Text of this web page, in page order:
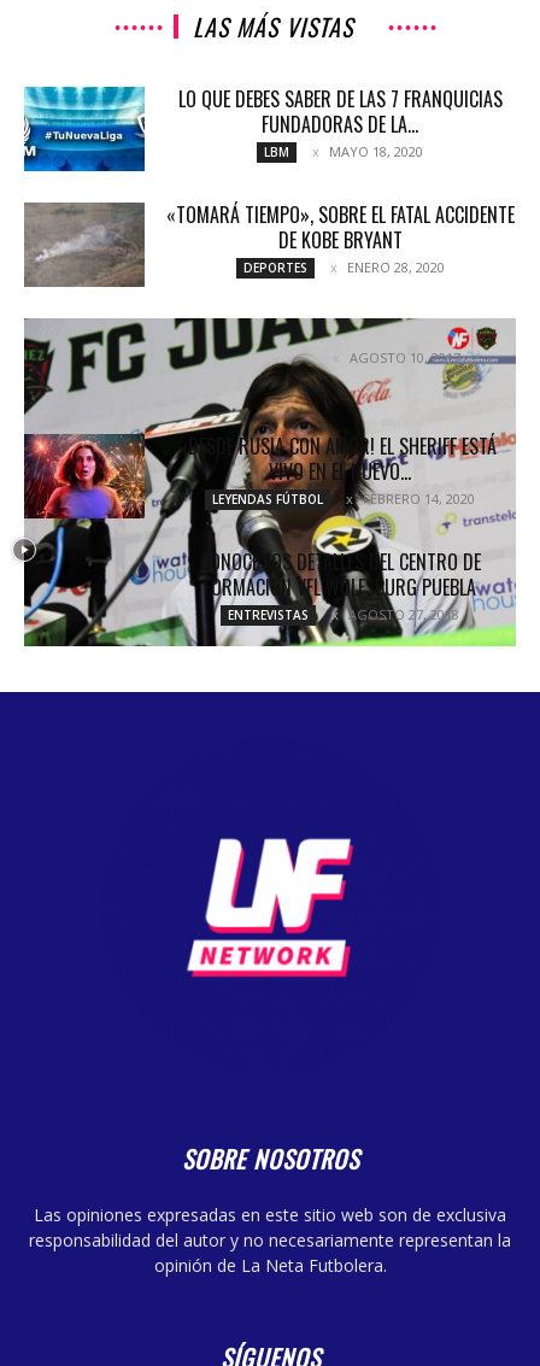
LAS MÁS VISTAS
LO QUE DEBES SABER DE LAS 7 FRANQUICIAS
FUNDADORAS DE LA...
LBM MAYO 18, 2020
«TOMARÁ TIEMPO», SOBRE EL FATAL ACCIDENTE
DE KOBE BRYANT
DEPORTES ENERO 28, 2020
!CHIVAS CONQUISTA LA FRONTERA¡
COLUMNETAS AGOSTO 10, 2017
¡DESDE RUSIA CON AMOR! EL SHERIFF ESTÁ
VIVO EN EL NUEVO...
LEYENDAS FÚTBOL FEBRERO 14, 2020
CONOCE LOS DETALLES DEL CENTRO DE
FORMACIÓN VFL WOLFSBURG PUEBLA
ENTREVISTAS AGOSTO 27, 2018
SOBRE NOSOTROS
Las opiniones expresadas en este sitio web son de exclusiva
responsabilidad del autor y no necesariamente representan la
opinión de La Neta Futbolera.
SÍGUENOS